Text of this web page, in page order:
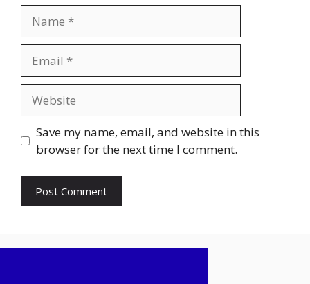
Save my name, email, and website in this
browser for the next time I comment.